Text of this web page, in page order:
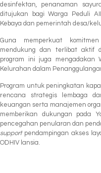
desinfektan, penanaman
ditujukan bagi Warga Peduli
Kebaya dan pemerintah desa/
Guna memperkuat
mendukung dan terlibat aktif
program ini juga mengadakan
Kelurahan dalam
Program untuk peningkatan
rencana strategis lembaga
keuangan serta manajemen
memberikan dukungan pada
pencegahan penularan dan
supportpendampingan akses
ODHIV lansia.